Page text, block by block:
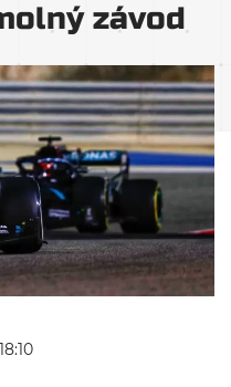
závod